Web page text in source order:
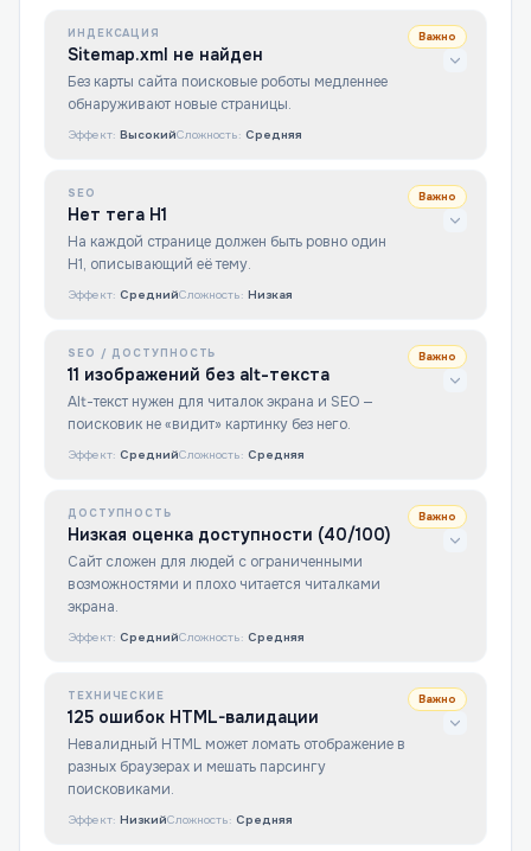
ИНДЕКСАЦИЯ
Sitemap.xml не найден
Без карты сайта поисковые роботы медленнее
обнаруживают новые страницы.
Важно
Эффект: ВысокийСложность: Средняя
SEO
Нет тега H1
На каждой странице должен быть ровно один
H1, описывающий её тему.
Важно
Эффект: СреднийСложность: Низкая
SEO / ДОСТУПНОСТЬ
11 изображений без alt-текста
Alt-текст нужен для читалок экрана и SEO —
поисковик не «видит» картинку без него.
Важно
Эффект: СреднийСложность: Средняя
ДОСТУПНОСТЬ
Низкая оценка доступности (40/100)
Сайт сложен для людей с ограниченными
возможностями и плохо читается читалками
экрана.
Важно
Эффект: СреднийСложность: Средняя
ТЕХНИЧЕСКИЕ
125 ошибок HTML-валидации
Невалидный HTML может ломать отображение в
разных браузерах и мешать парсингу
поисковиками.
Важно
Эффект: НизкийСложность: Средняя